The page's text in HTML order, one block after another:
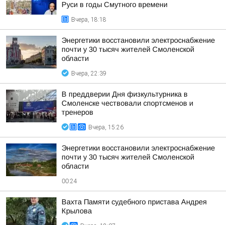
Руси в годы Смутного времени
Вчера, 18:18
Энергетики восстановили электроснабжение
почти у 30 тысяч жителей Смоленской
области
Вчера, 22:39
В преддверии Дня физкультурника в
Смоленске чествовали спортсменов и
тренеров
Вчера, 15:26
Энергетики восстановили электроснабжение
почти у 30 тысяч жителей Смоленской
области
00:24
Вахта Памяти судебного пристава Андрея
Крылова